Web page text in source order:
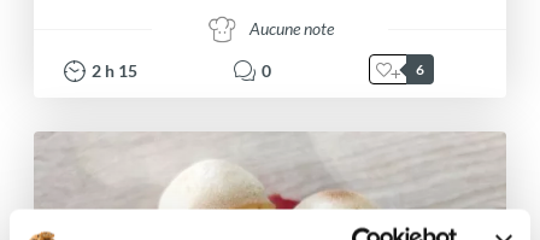
Aucune note
2 h 15 0 6